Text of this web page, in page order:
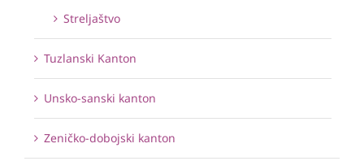
Streljaštvo
Tuzlanski Kanton
Unsko-sanski kanton
Zeničko-dobojski kanton